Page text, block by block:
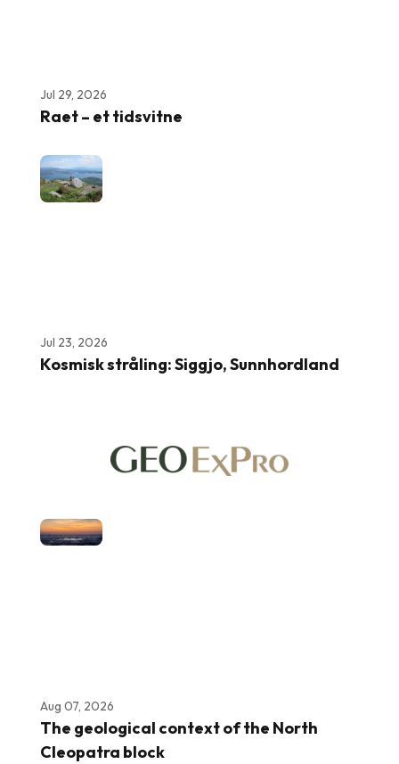
Jul 29, 2026
Raet – et tidsvitne
Jul 23, 2026
Kosmisk stråling: Siggjo, Sunnhordland
Aug 07, 2026
The geological context of the North
Cleopatra block